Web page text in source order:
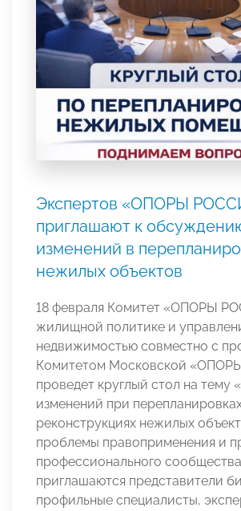
Экспертов «ОПОРЫ
приглашают к
изменений в
нежилых объектов
18 февраля Комитет «ОПОРЫ
жилищной политике и
недвижимостью совместно с
Комитетом Московской
проведет круглый стол на тему
изменений при
реконструкциях нежилых
проблемы правоприменения и
профессионального
приглашаются представители
профильные специалисты,